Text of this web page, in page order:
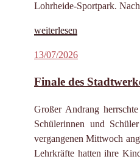
Lohrheide-Sportpark.
„Silber
Bronze
Rafael
DM“
weiterlesen
Veröffentlicht
13/07/2026
Finale des
Großer Andrang
Schülerinnen und
vergangenen Mittwoch
Lehrkräfte hatten ihre